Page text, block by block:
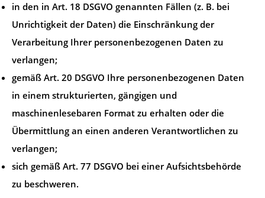
in den in Art. 18 DSGVO genannten Fällen (z. B. bei
Unrichtigkeit der Daten) die Einschränkung der
Verarbeitung Ihrer personenbezogenen Daten zu
verlangen;
gemäß Art. 20 DSGVO Ihre personenbezogenen Daten
in einem strukturierten, gängigen und
maschinenlesebaren Format zu erhalten oder die
Übermittlung an einen anderen Verantwortlichen zu
verlangen;
sich gemäß Art. 77 DSGVO bei einer Aufsichtsbehörde
zu beschweren.